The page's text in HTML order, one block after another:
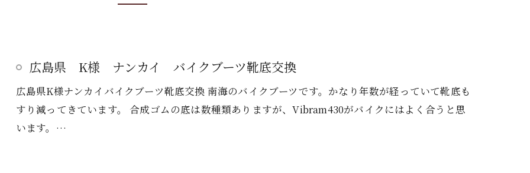
広島県 K様 ナンカイ バイクブーツ靴底交換
広島県K様ナンカイバイクブーツ靴底交換 南海のバイクブーツです。かなり年数が経っていて靴底も
すり減ってきています。 合成ゴムの底は数種類ありますが、Vibram430がバイクにはよく合うと思
います。…